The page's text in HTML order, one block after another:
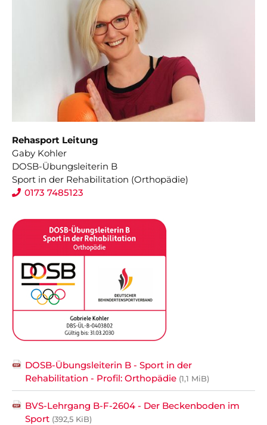
Rehasport Leitung
Gaby Kohler
DOSB-Übungsleiterin B
Sport in der Rehabilitation (Orthopädie)
0173 7485123
DOSB-Übungsleiterin B - Sport in der
Rehabilitation - Profil: Orthopädie (1,1 MiB)
BVS-Lehrgang B-F-2604 - Der Beckenboden im
Sport (392,5 KiB)